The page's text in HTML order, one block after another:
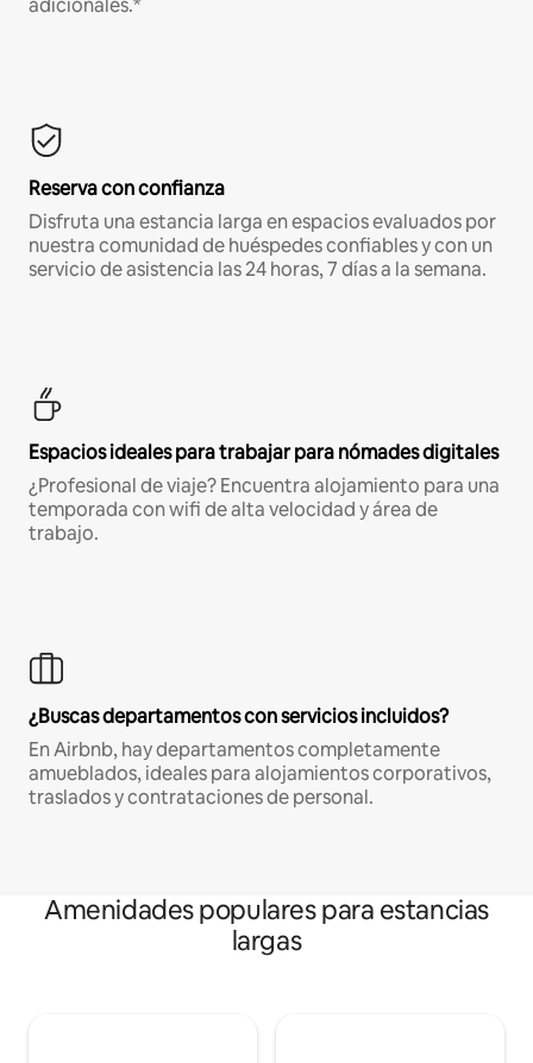
Reserva con confianza
Disfruta una estancia larga en espacios evaluados por
nuestra comunidad de huéspedes confiables y con un
servicio de asistencia las 24 horas, 7 días a la semana.
Espacios ideales para trabajar para nómades digitales
¿Profesional de viaje? Encuentra alojamiento para una
temporada con wifi de alta velocidad y área de
trabajo.
¿Buscas departamentos con servicios incluidos?
En Airbnb, hay departamentos completamente
amueblados, ideales para alojamientos corporativos,
traslados y contrataciones de personal.
Amenidades populares para estancias
largas